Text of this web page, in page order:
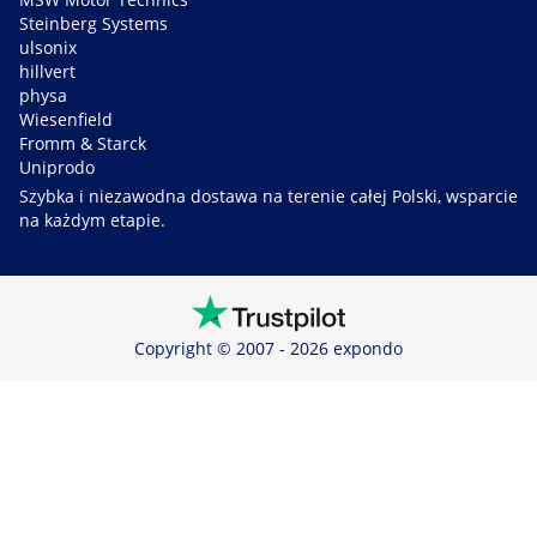
Steinberg Systems
ulsonix
hillvert
physa
Wiesenfield
Fromm & Starck
Uniprodo
Szybka i niezawodna dostawa na terenie całej Polski, wsparcie
na każdym etapie.
Copyright © 2007 - 2026 expondo